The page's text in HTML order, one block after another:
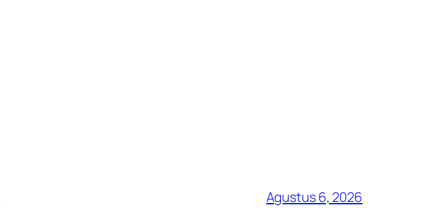
Agustus 6, 2026